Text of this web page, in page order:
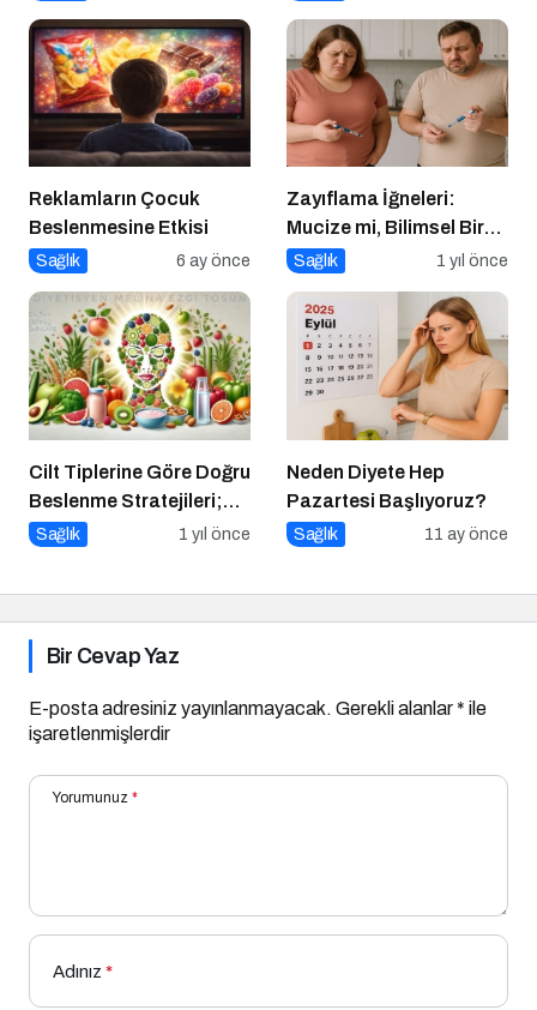
Reklamların Çocuk
Beslenmesine Etkisi
Sağlık 6 ay önce
Zayıflama İğneleri:
Mucize mi, Bilimsel Bir
Araç mı?
Sağlık 1 yıl önce
Cilt Tiplerine Göre Doğru
Beslenme Stratejileri;
Genç ve Parlak Cilt İçin
Sağlık 1 yıl önce
Neden Diyete Hep
Pazartesi Başlıyoruz?
Sağlık 11 ay önce
Bir Cevap Yaz
E-posta adresiniz yayınlanmayacak. Gerekli alanlar* ile
işaretlenmişlerdir
Yorumunuz *
Adınız *